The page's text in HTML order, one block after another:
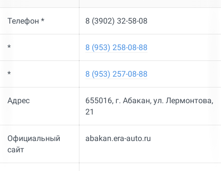
Телефон * 8 (3902) 32-58-08
* 8 (953) 258-08-88
* 8 (953) 257-08-88
Адрес
655016, г. Абакан, ул. ​Лермонтова,
21
Официальный
сайт
abakan.era-auto.ru